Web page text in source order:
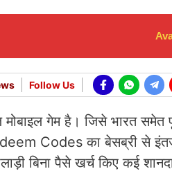
Follow Us
गेम है। जिसे भारत समेत
Codes का बेसब्री से
बिना पैसे खर्च किए कई